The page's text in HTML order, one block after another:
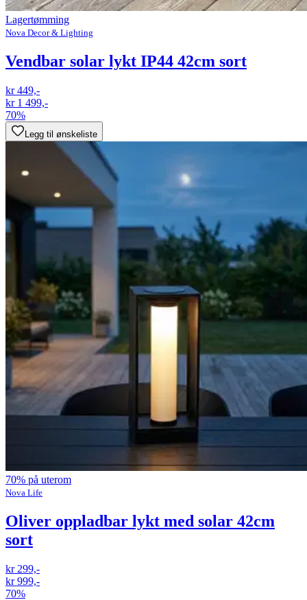
Lagertømming
Nova Decor & Lighting
Vendbar solar lykt IP44 42cm sort
kr 449,-
kr 1 499,-
70%
Legg til ønskeliste
70% på uterom
Nova Life
Oliver oppladbar lykt med solar 42cm
sort
kr 299,-
kr 999,-
70%